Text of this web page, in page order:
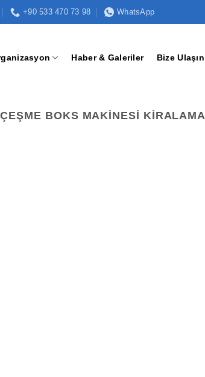
+90 533 470 73 98 WhatsApp
Haber & Galeriler Bize Ulaşın
ÇEŞME BOKS MAKINESI KIRALAMA